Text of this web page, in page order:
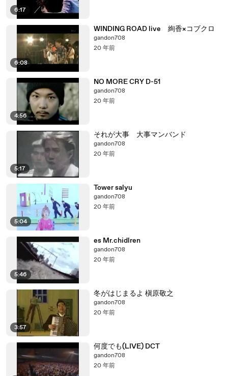
6:17
6:08
WINDING ROAD live 絢香×コブクロ
gandon708
20 年前
4:56
NO MORE CRY D-51
gandon708
20 年前
5:17
それが大事 大事マンバンド
gandon708
20 年前
5:04
Tower salyu
gandon708
20 年前
5:46
es Mr.chidlren
gandon708
20 年前
3:57
冬がはじまるよ 槇原敬之
gandon708
20 年前
何度でも(LIVE) DCT
gandon708
20 年前